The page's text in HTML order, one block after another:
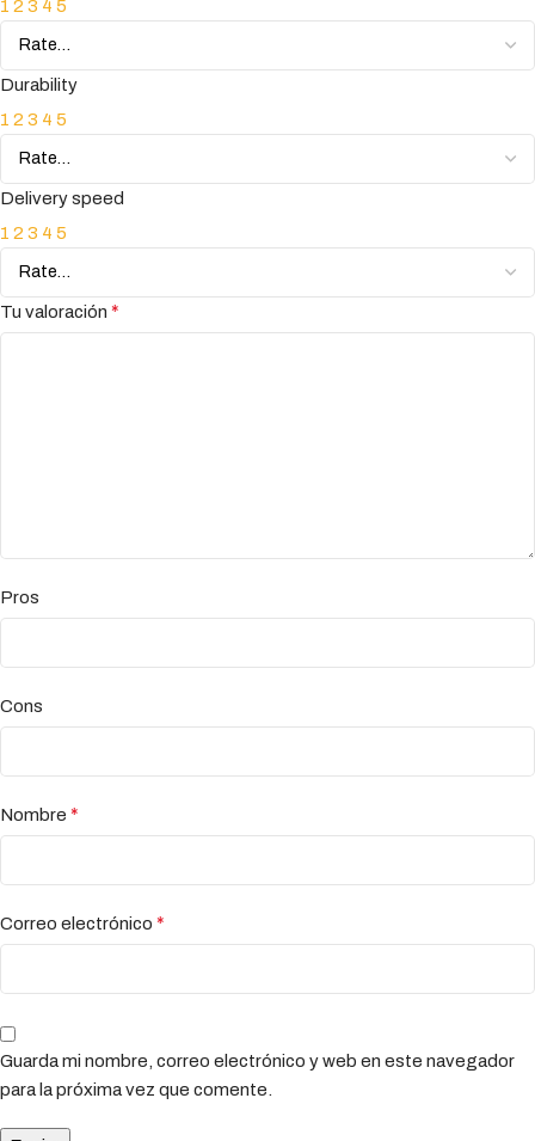
1 2 3 4 5
Durability
1 2 3 4 5
Delivery speed
1 2 3 4 5
Tu valoración *
Pros
Cons
Nombre *
Correo electrónico *
Guarda mi nombre, correo electrónico y web en este navegador
para la próxima vez que comente.